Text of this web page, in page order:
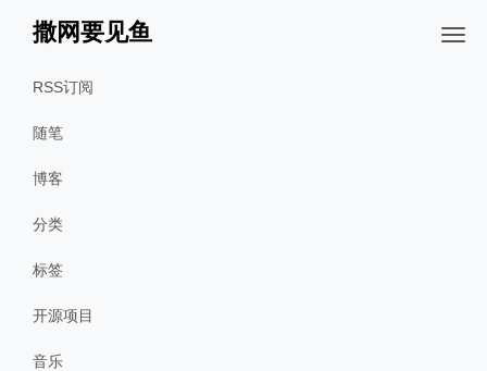
撒网要见鱼
RSS订阅
随笔
博客
分类
标签
开源项目
音乐